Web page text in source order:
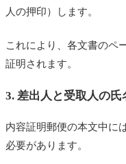
人の押印）します。
これにより、各文書のペ
証明されます。
3. 差出人と受取人の
内容証明郵便の本文中に
必要があります。